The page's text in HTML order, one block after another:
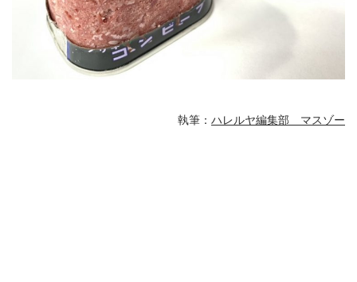
執筆： ハレルヤ編集部 マスゾー